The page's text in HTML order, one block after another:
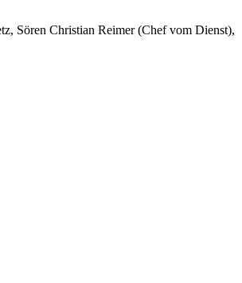
Sören Christian Reimer (Chef vom Dienst),